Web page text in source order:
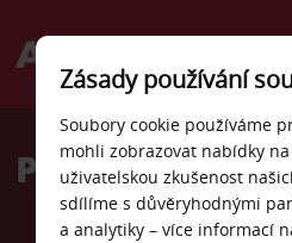
Welcome
AvisPronájem
Zásady používání
Soubory cookie používáme
mohli zobrazovat nabídky
uživatelskou zkušenost
sdílíme s důvěryhodnými
a analytiky – více informací